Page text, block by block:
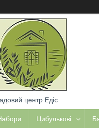
центр Едіс
Цибулькові